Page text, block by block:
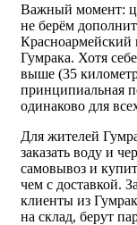
Важный момент:
не берём
Красноармейский
Гумрака. Хотя
выше (35
принципиальная
одинаково для
Для жителей
заказать воду и
самовывоз и
чем с доставкой.
клиенты из
на склад, берут